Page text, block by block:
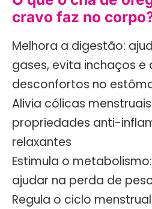
cravo faz no
Melhora a digestão:
gases, evita inchaços e
desconfortos no
Alivia cólicas
propriedades anti-
relaxantes
Estimula o
ajudar na perda de
Regula o ciclo